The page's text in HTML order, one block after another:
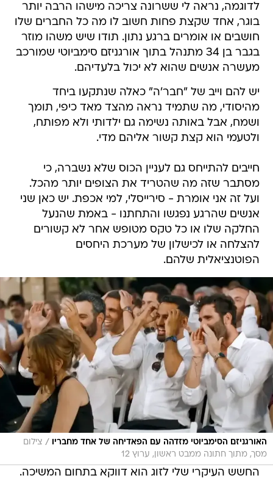
לדוגמה, נראה לי ששרונה צריכה מישהו הרבה יותר
בוגר, אחד שקצת פחות חשוב לו מה כל החברים שלו
חושבים או אומרים ברגע נתון. תודו שיש משהו מוזר
בגבר בן 34 מתנהל בתוך אורגניזם סימביוטי שמורכב
מעשרה אנשים שהוא לא יכול בלעדיהם.
יש להם וייב של "חבר'ה" כאלה שנתקעו ביחד
מהיסודי, מה שתמיד נראה מהצד מאד כיפי, תומך
ושמח, אבל באותה נשימה גם ילדותי ולא מפותח,
ולטעמי הוא קצת קשור אליהם מדי.
חייבים להתייחס גם לעניין הכוס שלא נשברה, כי
מסתבר שזה מה שהטריד את הצופים יותר מהכל.
ועל זה אני אומרת - סירייסלי, למי אכפת. יש כאן שני
אנשים שהרגע נפגשו והתחתנו - באמת שהנעל
החלקה שלו או כל טקס מטופש אחר לא קשורים
להצלחה או לכישלון של מערכת היחסים
הפוטנציאלית שלהם.
האורגניזם הסימביוטי מזדהה עם הפאדיחה של אחד מחבריו / צילום
מסך, מתוך חתונה ממבט ראשון, ערוץ 12
החשש העיקרי שלי לזוג הוא דווקא בתחום המשיכה.